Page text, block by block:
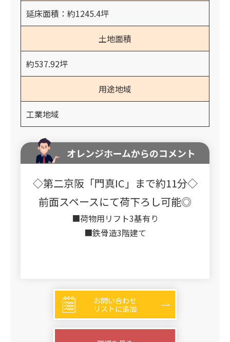
延床面積：約1245.4坪
土地面積
約537.92坪
用途地域
工業地域
オレンジホームからのコメント
◇第二京阪「門真IC」まで約11分◇
前面スペースにて荷下ろし可能◎
■荷物用リフト3基有り
■鉄骨造3階建て
お問い合わせ
リストに追加